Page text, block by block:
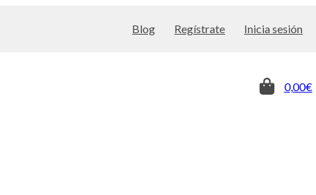
Blog Regístrate Inicia sesión
0,00€